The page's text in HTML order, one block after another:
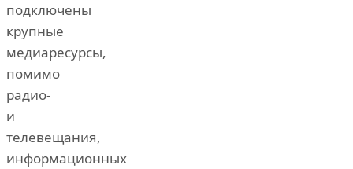
подключены
крупные
медиаресурсы,
помимо
радио-
и
телевещания,
информационных